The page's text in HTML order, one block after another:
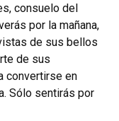
consuelo del
por la mañana,
de sus bellos
de sus
convertirse en
Sólo sentirás por